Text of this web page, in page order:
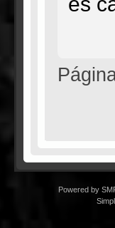
Powered by